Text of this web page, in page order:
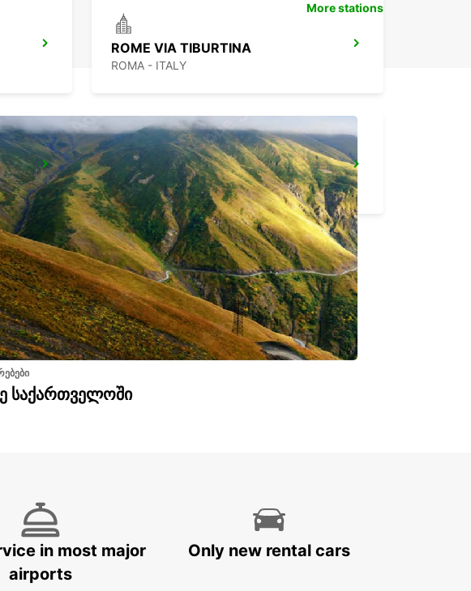
ROME VIA TIBURTINA
ROMA - ITALY
ROME VIA VENETO - IKC
ROMA - ITALY
More stations
საქართველოში
in most major
airports
Only new rental cars